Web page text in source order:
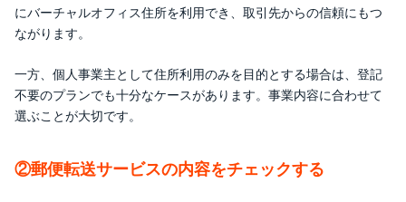
バーチャルオフィス契約後の運用・活用ノウハウ
バーチャルオフィスにまつわる疑問・トラブル対策
バーチャルオフィスお役立ちコラム
この記事の執筆者
この記事の監修者
にバーチャルオフィス住所を利用でき、取引先からの信頼にもつ
ながります。
一方、個人事業主として住所利用のみを目的とする場合は、登記
不要のプランでも十分なケースがあります。事業内容に合わせて
選ぶことが大切です。
②郵便転送サービスの内容をチェックする